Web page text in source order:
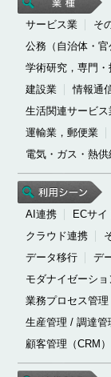
サービス業 そ
公務（自治体・官
学術研究，専門
建設業
情報通
生活関連サービ
運輸業，郵便業
電気・ガス・熱
AI連携 ECサイ
クラウド連携
データ移行
デ
モダナイゼーショ
業務プロセス管理
生産管理 / 調達管
顧客管理（CRM）